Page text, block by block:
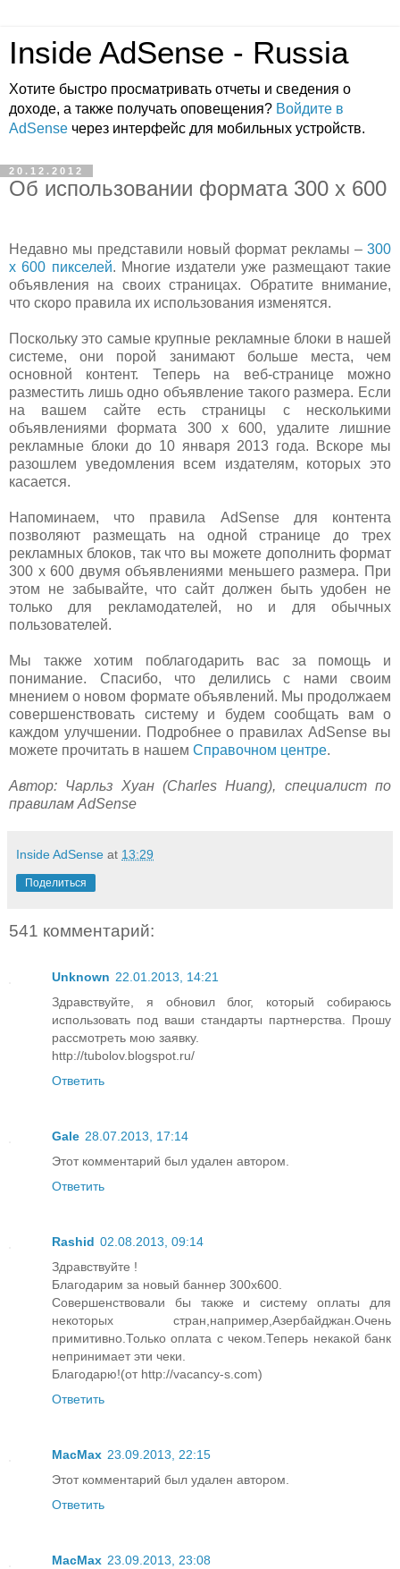
Inside AdSense - Russia
Хотите быстро просматривать отчеты и сведения о
доходе, а также получать оповещения? Войдите в
AdSense через интерфейс для мобильных устройств.
20.12.2012
Об использовании формата 300 x 600
Недавно мы представили новый формат рекламы – 300
x 600 пикселей. Многие издатели уже размещают такие
объявления на своих страницах. Обратите внимание,
что скоро правила их использования изменятся.
Поскольку это самые крупные рекламные блоки в нашей
системе, они порой занимают больше места, чем
основной контент. Теперь на веб-странице можно
разместить лишь одно объявление такого размера. Если
на вашем сайте есть страницы с несколькими
объявлениями формата 300 x 600, удалите лишние
рекламные блоки до 10 января 2013 года. Вскоре мы
разошлем уведомления всем издателям, которых это
касается.
Напоминаем, что правила AdSense для контента
позволяют размещать на одной странице до трех
рекламных блоков, так что вы можете дополнить формат
300 x 600 двумя объявлениями меньшего размера. При
этом не забывайте, что сайт должен быть удобен не
только для рекламодателей, но и для обычных
пользователей.
Мы также хотим поблагодарить вас за помощь и
понимание. Спасибо, что делились с нами своим
мнением о новом формате объявлений. Мы продолжаем
совершенствовать систему и будем сообщать вам о
каждом улучшении. Подробнее о правилах AdSense вы
можете прочитать в нашем Справочном центре.
Автор: Чарльз Хуан (Charles Huang), специалист по
правилам AdSense
Inside AdSense at 13:29
Поделиться
541 комментарий:
Unknown 22.01.2013, 14:21
Здравствуйте, я обновил блог, который собираюсь
использовать под ваши стандарты партнерства. Прошу
рассмотреть мою заявку.
http://tubolov.blogspot.ru/
Ответить
Gale 28.07.2013, 17:14
Этот комментарий был удален автором.
Ответить
Rashid 02.08.2013, 09:14
Здравствуйте !
Благодарим за новый баннер 300х600.
Совершенствовали бы также и систему оплаты для
некоторых стран,например,Азербайджан.Очень
примитивно.Только оплата с чеком.Теперь некакой банк
непринимает эти чеки.
Благодарю!(от http://vacancy-s.com)
Ответить
MacMax 23.09.2013, 22:15
Этот комментарий был удален автором.
Ответить
MacMax 23.09.2013, 23:08